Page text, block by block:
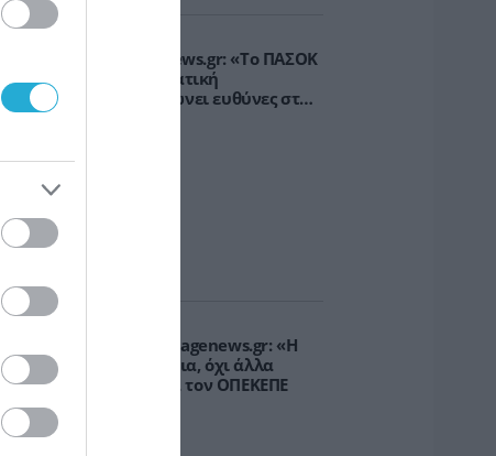
Γ.Βρεττάκος στο pagenews.gr: «Το ΠΑΣΟΚ
μπλοκάρει τη Συνταγματική
Αναθεώρηση και φορτώνει ευθύνες στη
χώρα»
Μυρτώ Κοροβέση στο pagenews.gr: «Η
κοινωνία ζητά διαφάνεια, όχι άλλα
σκάνδαλα» – Τι λέει για τον ΟΠΕΚΕΠΕ